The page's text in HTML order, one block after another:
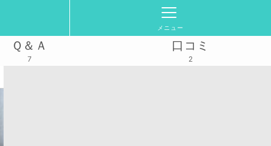
メニュー
Ｑ＆Ａ
7
口コミ
2